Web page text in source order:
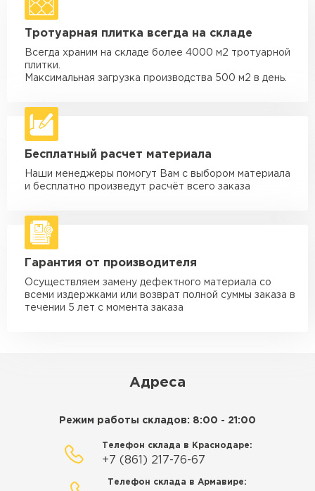
Машина - 1,5 тн до 20 м3
макс. длина груза 4 м
Машина - 3,5 тн до 30 м3
макс. длина груза 6 м
макс. длина груза 6 м
Машина - 10 тн до 50 м3
макс. длина груза 8 м
Машина - 20 тн до 80 м3
от 5 500 ₽
Манипулятор до 5 тн
макс. длина груза 5 м
Манипулятор до 10 тн
макс. длина груза 10 м
Манипулятор до 15 тн
Тротуарная плитка всегда на складе
Всегда храним на складе более 4000 м2 тротуарной
плитки.
Максимальная загрузка производства 500 м2 в день.
Бесплатный расчет материала
Наши менеджеры помогут Вам с выбором материала
и бесплатно произведут расчёт всего заказа
Гарантия от производителя
Осуществляем замену дефектного материала со
всеми издержками или возврат полной суммы заказа в
течении 5 лет с момента заказа
Адреса
Режим работы складов: 8:00 - 21:00
Телефон склада в Краснодаре:
+7 (861) 217-76-67
Телефон склада в Армавире: